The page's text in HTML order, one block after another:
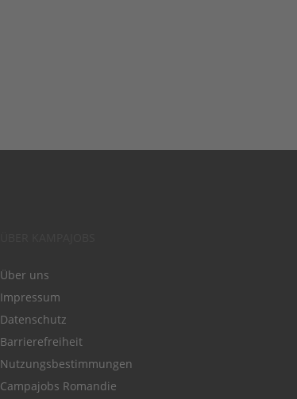
Über uns
Impressum
Datenschutz
Barrierefreiheit
Nutzungsbestimmungen
Campajobs Romandie